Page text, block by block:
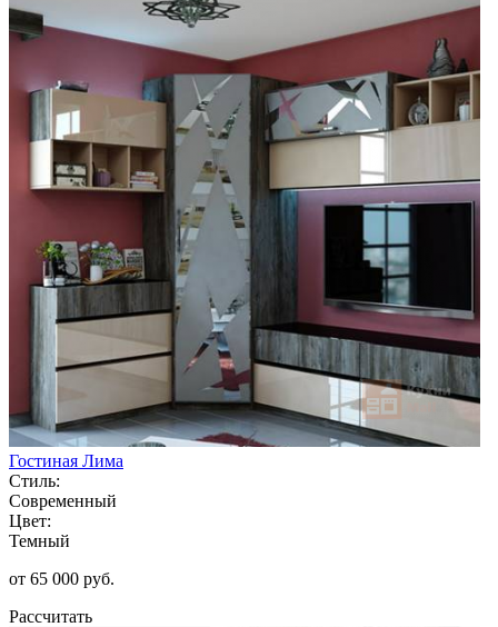
Гостиная Лима
Стиль:
Современный
Цвет:
Темный
от 65 000 руб.
Рассчитать